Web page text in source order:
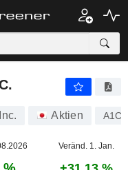
Aktien
Veränd. 1. Jan.